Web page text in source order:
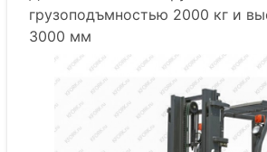
грузоподъмностью 2000 кг и
3000 мм